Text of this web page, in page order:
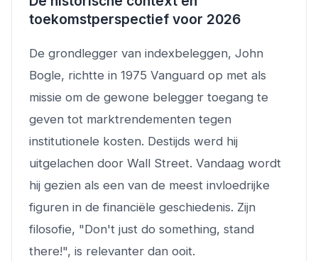
toekomstperspectief voor 2026
De grondlegger van indexbeleggen, John
Bogle, richtte in 1975 Vanguard op met als
missie om de gewone belegger toegang te
geven tot marktrendementen tegen
institutionele kosten. Destijds werd hij
uitgelachen door Wall Street. Vandaag wordt
hij gezien als een van de meest invloedrijke
figuren in de financiële geschiedenis. Zijn
filosofie, "Don't just do something, stand
there!", is relevanter dan ooit.